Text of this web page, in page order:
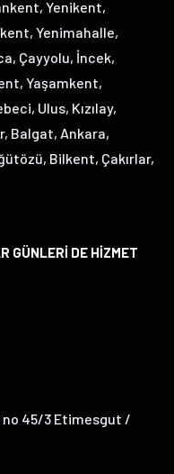
Yenikent,
Yenimahalle,
Çayyolu, İncek,
Yaşamkent,
Ulus, Kızılay,
Balgat, Ankara,
Bilkent, Çakırlar,
GÜNLERİ DE HİZMET
no 45/3 Etimesgut /